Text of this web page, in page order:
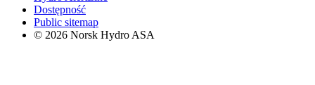
Dostępność
Public sitemap
© 2026 Norsk Hydro ASA